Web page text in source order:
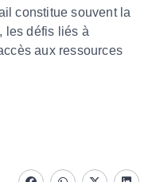
constitue souvent la
les défis liés à
aux ressources